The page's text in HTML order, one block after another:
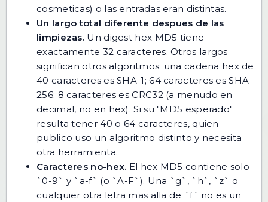
cosmeticas) o las entradas eran distintas.
Un largo total diferente despues de las
limpiezas. Un digest hex MD5 tiene
exactamente 32 caracteres. Otros largos
significan otros algoritmos: una cadena hex de
40 caracteres es SHA-1; 64 caracteres es SHA-
256; 8 caracteres es CRC32 (a menudo en
decimal, no en hex). Si su "MD5 esperado"
resulta tener 40 o 64 caracteres, quien
publico uso un algoritmo distinto y necesita
otra herramienta.
Caracteres no-hex. El hex MD5 contiene solo
`0-9` y `a-f` (o `A-F`). Una `g`, `h`, `z` o
cualquier otra letra mas alla de `f` no es un